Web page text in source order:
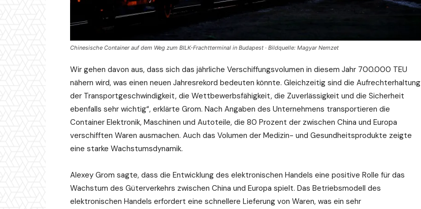
Chinesische Container auf dem Weg zum BILK-Frachtterminal in Budapest · Bildquelle: Magyar Nemzet
Wir gehen davon aus, dass sich das jährliche Verschiffungsvolumen in diesem Jahr 700.000 TEU
nähern wird, was einen neuen Jahresrekord bedeuten könnte. Gleichzeitig sind die Aufrechterhaltung
der Transportgeschwindigkeit, die Wettbewerbsfähigkeit, die Zuverlässigkeit und die Sicherheit
ebenfalls sehr wichtig“, erklärte Grom. Nach Angaben des Unternehmens transportieren die
Container Elektronik, Maschinen und Autoteile, die 80 Prozent der zwischen China und Europa
verschifften Waren ausmachen. Auch das Volumen der Medizin- und Gesundheitsprodukte zeigte
eine starke Wachstumsdynamik.
Alexey Grom sagte, dass die Entwicklung des elektronischen Handels eine positive Rolle für das
Wachstum des Güterverkehrs zwischen China und Europa spielt. Das Betriebsmodell des
elektronischen Handels erfordert eine schnellere Lieferung von Waren, was ein sehr